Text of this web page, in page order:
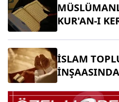
KUR'AN-I
İSLAM